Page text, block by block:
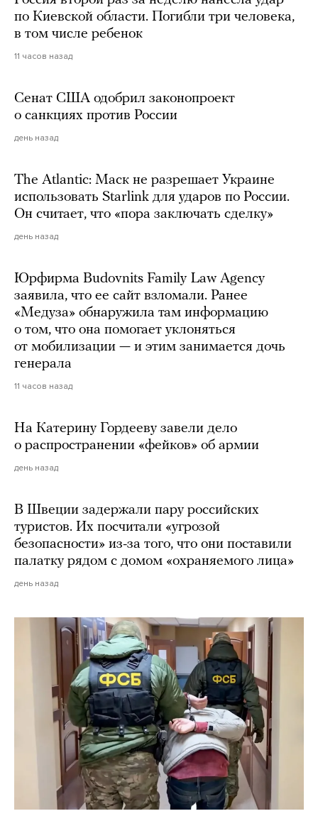
по Киевской области. Погибли три человека,
в том числе ребенок
11 часов назад
Сенат США одобрил законопроект
о санкциях против России
день назад
The Atlantic: Маск не разрешает Украине
использовать Starlink для ударов по России.
Он считает, что «пора заключать сделку»
день назад
Юрфирма Budovnits Family Law Agency
заявила, что ее сайт взломали. Ранее
«Медуза» обнаружила там информацию
о том, что она помогает уклоняться
от мобилизации — и этим занимается дочь
генерала
11 часов назад
На Катерину Гордееву завели дело
о распространении «фейков» об армии
день назад
В Швеции задержали пару российских
туристов. Их посчитали «угрозой
безопасности» из-за того, что они поставили
палатку рядом с домом «охраняемого лица»
день назад